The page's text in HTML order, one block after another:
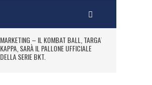
MARKETING – IL KOMBAT BALL, TARGATO
KAPPA, SARÀ IL PALLONE UFFICIALE
DELLA SERIE BKT.